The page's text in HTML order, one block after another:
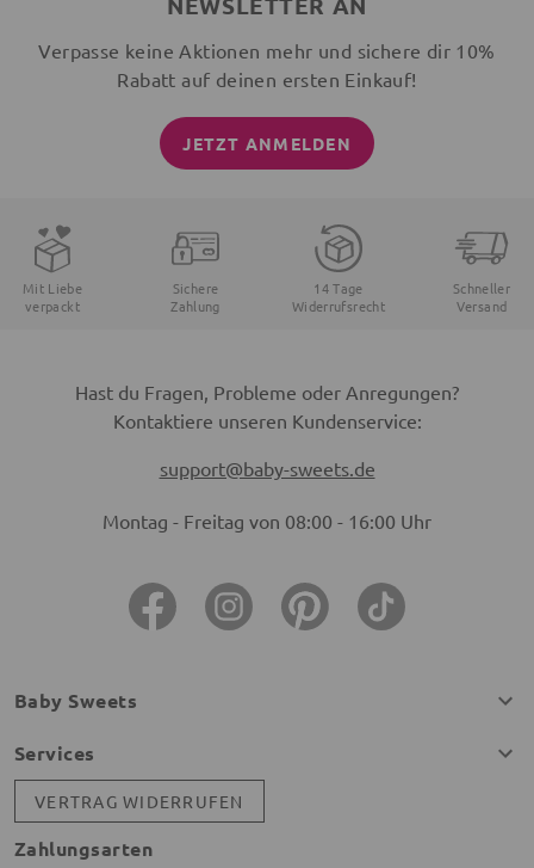
Verpasse keine Aktionen mehr und sichere dir 10%
Rabatt auf deinen ersten Einkauf!
JETZT ANMELDEN
Mit Liebe
verpackt
Sichere
Zahlung
14 Tage
Widerrufsrecht
Schneller
Versand
Hast du Fragen, Probleme oder Anregungen?
Kontaktiere unseren Kundenservice:
support@baby-sweets.de
Montag - Freitag von 08:00 - 16:00 Uhr
Baby Sweets
Services
VERTRAG WIDERRUFEN
Zahlungsarten